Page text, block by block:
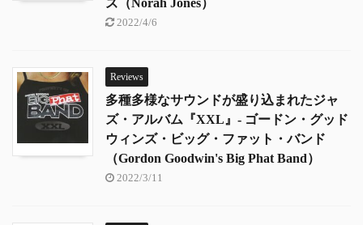
2022/4/6
Reviews
多種多様なサウンドが盛り込まれたジャ
ズ・アルバム『XXL』- ゴードン・グッド
ウィンズ・ビッグ・ファット・バンド
（Gordon Goodwin's Big Phat Band）
2022/3/11